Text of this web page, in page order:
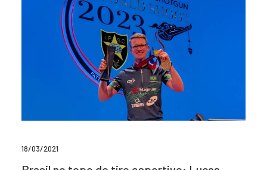
18/03/2021